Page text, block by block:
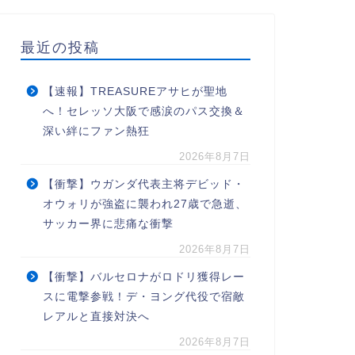
最近の投稿
【速報】TREASUREアサヒが聖地
へ！セレッソ大阪で感涙のパス交換＆
深い絆にファン熱狂
2026年8月7日
【衝撃】ウガンダ代表主将デビッド・
オウォリが強盗に襲われ27歳で急逝、
サッカー界に悲痛な衝撃
2026年8月7日
【衝撃】バルセロナがロドリ獲得レー
スに電撃参戦！デ・ヨング代役で宿敵
レアルと直接対決へ
2026年8月7日